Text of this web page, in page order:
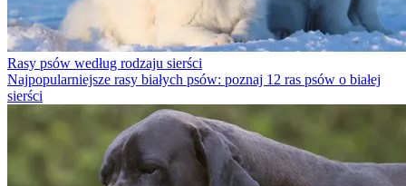
Rasy psów według rodzaju sierści
Najpopularniejsze rasy białych psów: poznaj 12 ras psów o białej
sierści